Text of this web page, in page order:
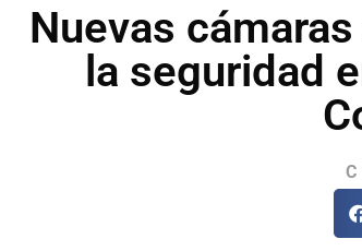
Nuevas
la seguridad